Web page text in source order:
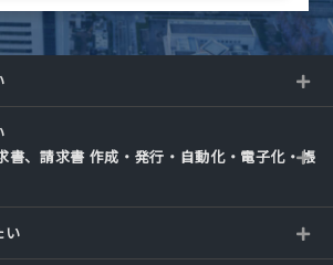
書、請求書 作成・発行・自動化・電子化・帳
い